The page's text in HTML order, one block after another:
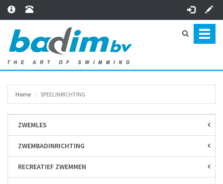
Home SPEEL­INRICHTING
ZWEMLES
ZWEMBAD­INRICHTING
RECREATIEF ZWEMMEN